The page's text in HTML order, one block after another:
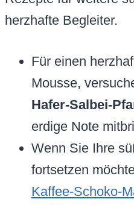
herzhafte Begleiter.
Für einen
Mousse,
Hafer-Salbei-
erdige Note
Wenn Sie Ihre
fortsetzen
Kaffee-Schoko-